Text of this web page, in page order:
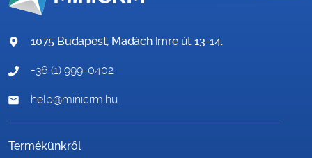
1075 Budapest, Madách Imre út 13-14.
+36 (1) 999-0402
help@minicrm.hu
Termékünkről